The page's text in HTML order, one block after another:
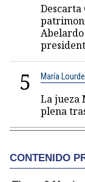
5 María
La jueza
plena